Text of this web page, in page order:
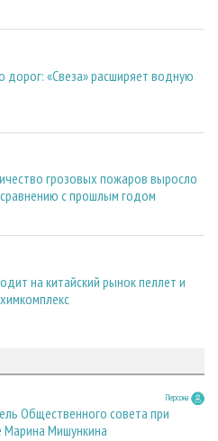
дорог: «Свеза» расширяет водную
грозовых пожаров выросло
с прошлым годом
на китайский рынок пеллет и
Персона
Общественного совета при
Марина Мишункина